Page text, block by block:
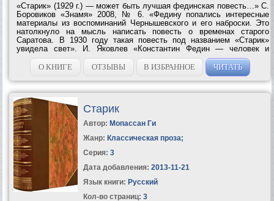
«Старик» (1929 г.) — может быть лучшая фединская повесть…» С.
Боровиков «Знамя» 2008, № 6. «Федину попались интересные
материалы из воспоминаний Чернышевского и его наброски. Это
натолкнуло на мысль написать повесть о временах старого
Саратова. В 1930 году такая повесть под названием «Старик»
увидела свет». И. Яковлев «Константин Федин — человек и
теплоход». «В раннем детстве моем иногда слышал я разговоры о
старине, и из...
О КНИГЕ ОТЗЫВЫ В ИЗБРАННОЕ ЧИТАТЬ
Старик
Автор: Мопассан Ги
Жанр: Классическая проза;
Серия: 3
Дата добавления: 2013-11-21
Язык книги: Русский
Кол-во страниц: 3